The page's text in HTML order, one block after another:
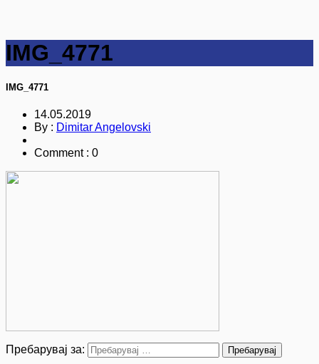
IMG_4771
IMG_4771
14.05.2019
By : Dimitar Angelovski
Comment : 0
Пребарувај за: